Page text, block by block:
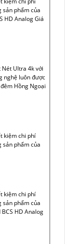
sản phẩm của
HD Analog Giá
Nét Ultra 4k với
nghệ luôn được
Hồng Ngoại
kiệm chi phí
sản phẩm của
kiệm chi phí
sản phẩm của
HD Analog